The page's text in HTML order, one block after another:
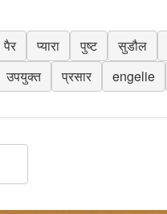
पैर प्यारा पुष्ट सुडौल
उपयुक्त प्रसार engelie